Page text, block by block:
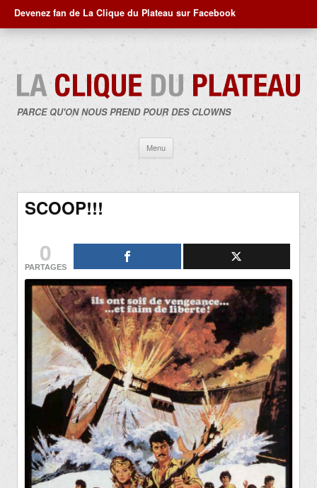
Devenez fan de La Clique du Plateau sur Facebook
PARCE QU'ON NOUS PREND POUR DES CLOWNS
Menu
contenu
SCOOP!!!
0
PARTAGES